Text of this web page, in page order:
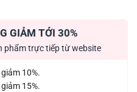
GIẢM TỚI 30%
phẩm trực tiếp từ website
10%.
15%.